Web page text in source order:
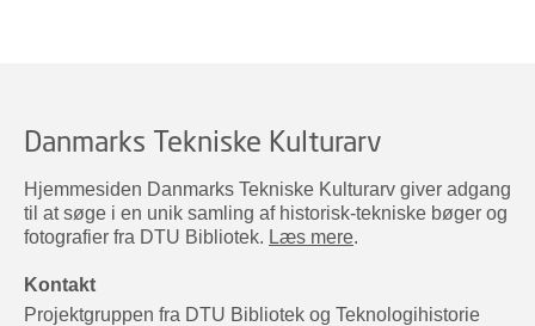
Danmarks Tekniske Kulturarv
Hjemmesiden Danmarks Tekniske Kulturarv giver adgang
til at søge i en unik samling af historisk-tekniske bøger og
fotografier fra DTU Bibliotek. Læs mere.
Kontakt
Projektgruppen fra DTU Bibliotek og Teknologihistorie